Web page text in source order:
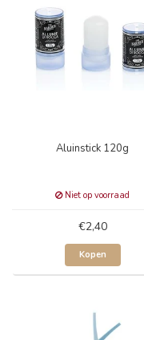
Aluinstick 120g
Niet op voorraad
€2,40
Kopen